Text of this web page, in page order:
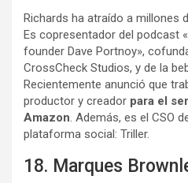
Richards ha atraído a millones
Es copresentador del podcast
founder Dave Portnoy»,
CrossCheck Studios, y de la
Recientemente anunció que
productor y creador para el
Amazon. Además, es el CSO
plataforma social: Triller.
18. Marques